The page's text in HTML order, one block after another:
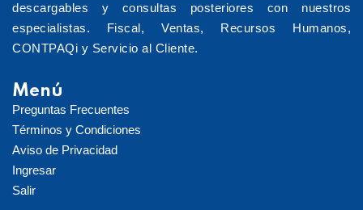
descargables y consultas posteriores con nuestros
especialistas. Fiscal, Ventas, Recursos Humanos,
CONTPAQi y Servicio al Cliente.
Menú
Preguntas Frecuentes
Términos y Condiciones
Aviso de Privacidad
Ingresar
Salir